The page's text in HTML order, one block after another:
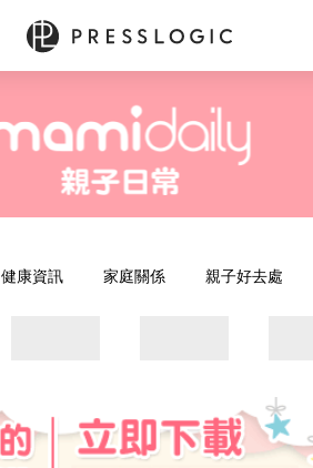
健康資訊 家庭關係 親子好去處